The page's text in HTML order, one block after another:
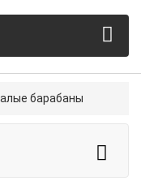
барабаны